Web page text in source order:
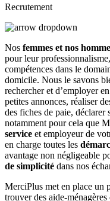
Recrutement
Nos femmes et nos
pour leur
compétences dans le
domicile. Nous le savons
rechercher et d’employer
petites annonces, réaliser
des fiches de paie, déclarer
notamment pour cela que
service et employeur de
en charge toutes les
avantage non négligeable
de simplicité dans nos
MerciPlus met en place un
trouver des aide-